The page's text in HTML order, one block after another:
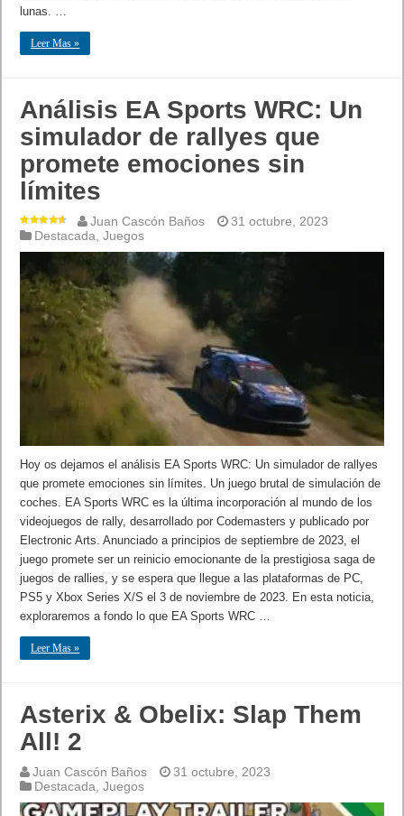
lunas. …
Leer Mas »
Análisis EA Sports WRC: Un
simulador de rallyes que
promete emociones sin
límites
Juan Cascón Baños
31 octubre, 2023
Destacada ,Juegos
Hoy os dejamos el análisis EA Sports WRC: Un simulador de rallyes
que promete emociones sin límites. Un juego brutal de simulación de
coches. EA Sports WRC es la última incorporación al mundo de los
videojuegos de rally, desarrollado por Codemasters y publicado por
Electronic Arts. Anunciado a principios de septiembre de 2023, el
juego promete ser un reinicio emocionante de la prestigiosa saga de
juegos de rallies, y se espera que llegue a las plataformas de PC,
PS5 y Xbox Series X/S el 3 de noviembre de 2023. En esta noticia,
exploraremos a fondo lo que EA Sports WRC …
Leer Mas »
Asterix & Obelix: Slap Them
All! 2
Juan Cascón Baños
31 octubre, 2023
Destacada ,Juegos